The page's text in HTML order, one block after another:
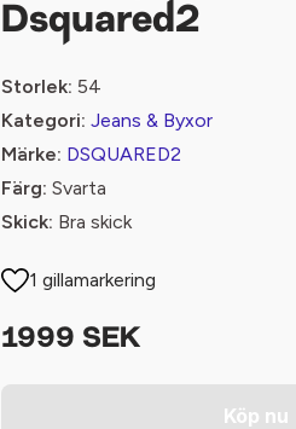
Dsquared2
Storlek: 54
Kategori: Jeans & Byxor
Märke: DSQUARED2
Färg: Svarta
Skick: Bra skick
1 gillamarkering
1999 SEK
Köp nu